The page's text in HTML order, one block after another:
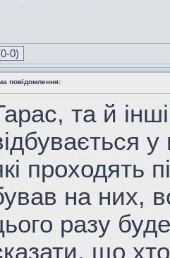
0)
повідомлення:
та й
проходять
на них,
разу
що